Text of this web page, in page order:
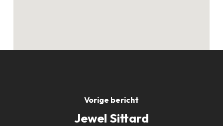
Vorige bericht
Jewel Sittard